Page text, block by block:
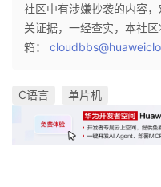
社区中有涉嫌抄袭的内容
关证据，一经查实，本社
箱：
C语言 单片机